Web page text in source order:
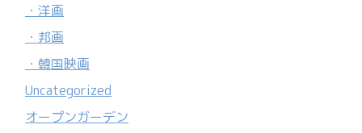
・洋画
・邦画
・韓国映画
Uncategorized
オープンガーデン